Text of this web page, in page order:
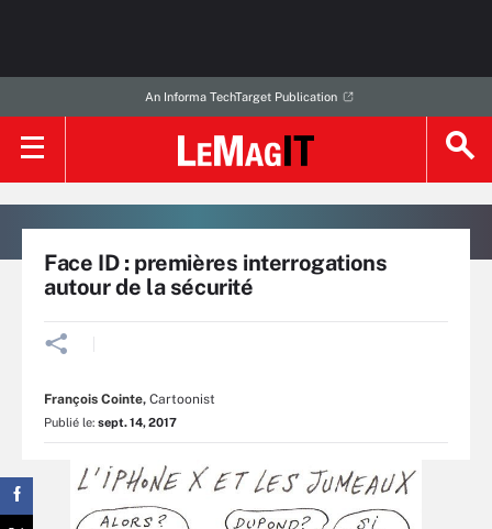
An Informa TechTarget Publication
Face ID : premières interrogations
autour de la sécurité
François Cointe, Cartoonist
Publié le: sept. 14, 2017